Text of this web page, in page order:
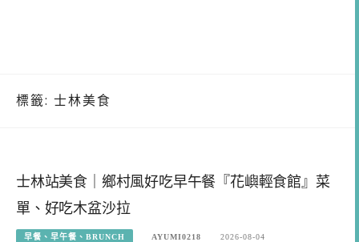
標籤: 士林美食
士林站美食｜鄉村風好吃早午餐『花嶼輕食館』菜
單、好吃木盆沙拉
早餐、早午餐、BRUNCH AYUMI0218 2026-08-04